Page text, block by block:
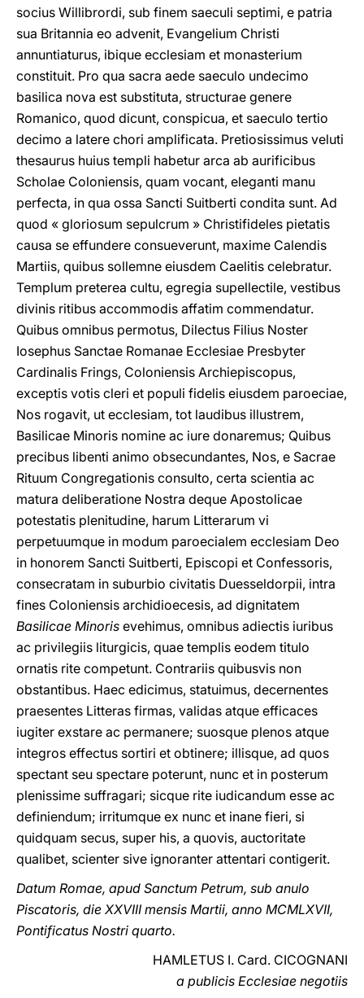
socius Willibrordi, sub finem saeculi septimi, e patria
sua Britannia eo advenit, Evangelium Christi
annuntiaturus, ibique ecclesiam et monasterium
constituit. Pro qua sacra aede saeculo undecimo
basilica nova est substituta, structurae genere
Romanico, quod dicunt, conspicua, et saeculo tertio
decimo a latere chori amplificata. Pretiosissimus veluti
thesaurus huius templi habetur arca ab aurificibus
Scholae Coloniensis, quam vocant, eleganti manu
perfecta, in qua ossa Sancti Suitberti condita sunt. Ad
quod « gloriosum sepulcrum » Christifideles pietatis
causa se effundere consueverunt, maxime Calendis
Martiis, quibus sollemne eiusdem Caelitis celebratur.
Templum preterea cultu, egregia supellectile, vestibus
divinis ritibus accommodis affatim commendatur.
Quibus omnibus permotus, Dilectus Filius Noster
Iosephus Sanctae Romanae Ecclesiae Presbyter
Cardinalis Frings, Coloniensis Archiepiscopus,
exceptis votis cleri et populi fidelis eiusdem paroeciae,
Nos rogavit, ut ecclesiam, tot laudibus illustrem,
Basilicae Minoris nomine ac iure donaremus; Quibus
precibus libenti animo obsecundantes, Nos, e Sacrae
Rituum Congregationis consulto, certa scientia ac
matura deliberatione Nostra deque Apostolicae
potestatis plenitudine, harum Litterarum vi
perpetuumque in modum paroecialem ecclesiam Deo
in honorem Sancti Suitberti, Episcopi et Confessoris,
consecratam in suburbio civitatis Duesseldorpii, intra
fines Coloniensis archidioecesis, ad dignitatem
Basilicae Minoris evehimus, omnibus adiectis iuribus
ac privilegiis liturgicis, quae templis eodem titulo
ornatis rite competunt. Contrariis quibusvis non
obstantibus. Haec edicimus, statuimus, decernentes
praesentes Litteras firmas, validas atque efficaces
iugiter exstare ac permanere; suosque plenos atque
integros effectus sortiri et obtinere; illisque, ad quos
spectant seu spectare poterunt, nunc et in posterum
plenissime suffragari; sicque rite iudicandum esse ac
definiendum; irritumque ex nunc et inane fieri, si
quidquam secus, super his, a quovis, auctoritate
qualibet, scienter sive ignoranter attentari contigerit.
Datum Romae, apud Sanctum Petrum, sub anulo
Piscatoris, die XXVIII mensis Martii, anno MCMLXVII,
Pontificatus Nostri quarto.
HAMLETUS I. Card. CICOGNANI
a publicis Ecclesiae negotiis